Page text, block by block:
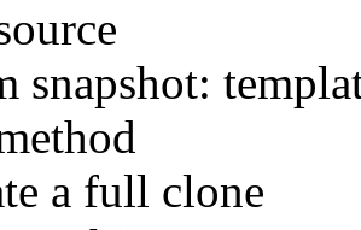
snapshot:
a full clone